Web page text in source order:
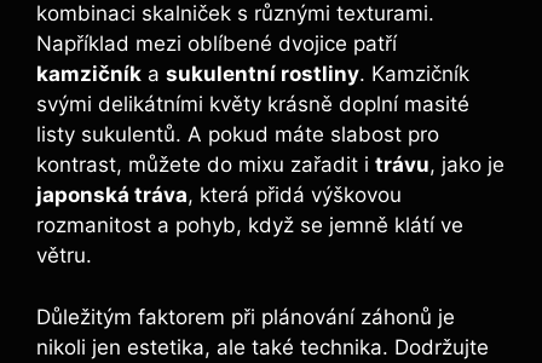
kombinaci skalniček s různými texturami.
Například mezi oblíbené dvojice patří
kamzičník a sukulentní rostliny. Kamzičník
svými delikátními květy krásně doplní masité
listy sukulentů. A pokud máte slabost pro
kontrast, můžete do mixu zařadit i trávu, jako je
japonská tráva, která přidá výškovou
rozmanitost a pohyb, když se jemně klátí ve
větru.
Důležitým faktorem při plánování záhonů je
nikoli jen estetika, ale také technika. Dodržujte